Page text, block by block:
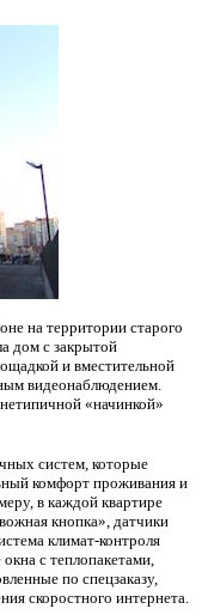
на территории старого
дом с закрытой
и вместительной
видеонаблюдением.
«начинкой»
систем, которые
комфорт проживания и
в каждой квартире
кнопка», датчики
климат-контроля
с теплопакетами,
по спецзаказу,
скоростного интернета.